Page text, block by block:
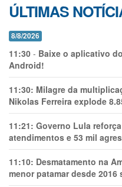
ÚLTIMAS
8/8/2026
11:30 - Baixe o aplicativo
Android!
11:30: Milagre da
Nikolas Ferreira explode
11:21: Governo Lula
atendimentos e 53 mil
11:10: Desmatamento na
menor patamar desde